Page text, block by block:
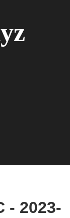
- 2023-